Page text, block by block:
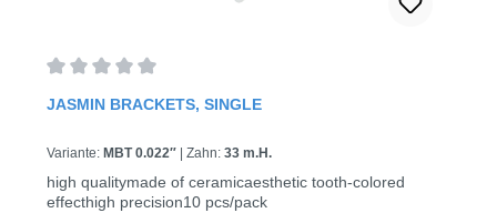
JASMIN BRACKETS, SINGLE
Variante: MBT 0.022″ Zahn: 33 m.H.
high qualitymade of ceramicaesthetic tooth-colored
effecthigh precision10 pcs/pack